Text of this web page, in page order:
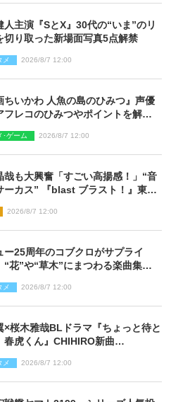
人主演『SとX』30代の“いま”のリ
切り取った新場面写真5点解禁
メ 2026/8/7 12:00
ちいかわ 人魚の島のひみつ』声優
フレコのひみつやポイントを解
･ゲーム 2026/8/7 12:00
哉も大興奮「すごい高揚感！」“音
ーカス” 『blast ブラスト！』東京
2026/8/7 12:00
ー25周年のコブクロがサプライ
花”や“草木”にまつわる楽曲集め
ース
メ 2026/8/7 12:00
×桜木雅哉BLドラマ『ちょっと待と
春虎くん』CHIHIRO新曲
メ 2026/8/7 12:00